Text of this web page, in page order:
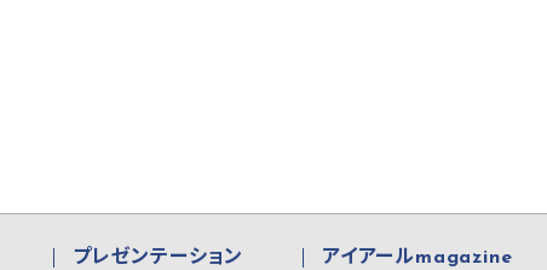
プレゼンテーション アイアールmagazine